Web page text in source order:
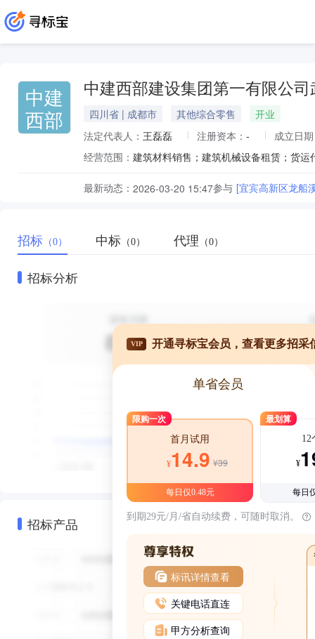
中建
西部
中建西部建设集团第一有限公
四川省 | 成都市 其他综合零售
开业
法定代表人： 王磊磊 注册资本： -
成立日
经营范围： 建筑材料销售；建筑机械设备租赁；货
最新动态： 2026-03-20 15:47参与 [宜宾高新区龙船
招标 （0） 中标 （0） 代理 （0）
招标分析
招标产品
VIP 开通寻标宝会员，查看更多招采
单省会员
限购一次
首月试用
¥14.9 ¥39
每日仅0.48元
最划算
12
¥
每日
到期29元/月/省自动续费，可随时取消。
标讯详情查看
关键电话直连
甲方分析查询